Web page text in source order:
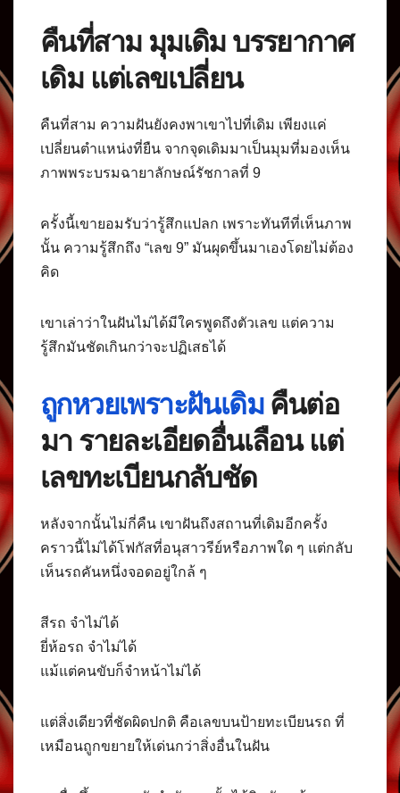
คืนที่สาม มุมเดิม บรรยากาศ
เดิม แต่เลขเปลี่ยน
คืนที่สาม ความฝันยังคงพาเขาไปที่เดิม เพียงแค่
เปลี่ยนตำแหน่งที่ยืน จากจุดเดิมมาเป็นมุมที่มองเห็น
ภาพพระบรมฉายาลักษณ์รัชกาลที่ 9
ครั้งนี้เขายอมรับว่ารู้สึกแปลก เพราะทันทีที่เห็นภาพ
นั้น ความรู้สึกถึง “เลข 9” มันผุดขึ้นมาเองโดยไม่ต้อง
คิด
เขาเล่าว่าในฝันไม่ได้มีใครพูดถึงตัวเลข แต่ความ
รู้สึกมันชัดเกินกว่าจะปฏิเสธได้
ถูกหวยเพราะฝันเดิมคืนต่อ
มา รายละเอียดอื่นเลือน แต่
เลขทะเบียนกลับชัด
หลังจากนั้นไม่กี่คืน เขาฝันถึงสถานที่เดิมอีกครั้ง
คราวนี้ไม่ได้โฟกัสที่อนุสาวรีย์หรือภาพใด ๆ แต่กลับ
เห็นรถคันหนึ่งจอดอยู่ใกล้ ๆ
สีรถ จำไม่ได้
ยี่ห้อรถ จำไม่ได้
แม้แต่คนขับก็จำหน้าไม่ได้
แต่สิ่งเดียวที่ชัดผิดปกติ คือเลขบนป้ายทะเบียนรถ ที่
เหมือนถูกขยายให้เด่นกว่าสิ่งอื่นในฝัน